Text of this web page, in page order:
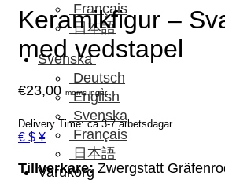
Français
日本語
Svenska
Deutsch
English
Svenska
Français
日本語
Varukorg
Keramikfigur –
med vedstapel
€23,00 moms ingår.
Delivery Time: ca 3-7 arbetsdagar
€ $ ¥
Tillverkare: Zwergstatt